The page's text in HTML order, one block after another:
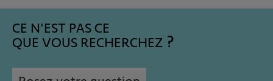
CE N'EST PAS CE
QUE VOUS RECHERCHEZ